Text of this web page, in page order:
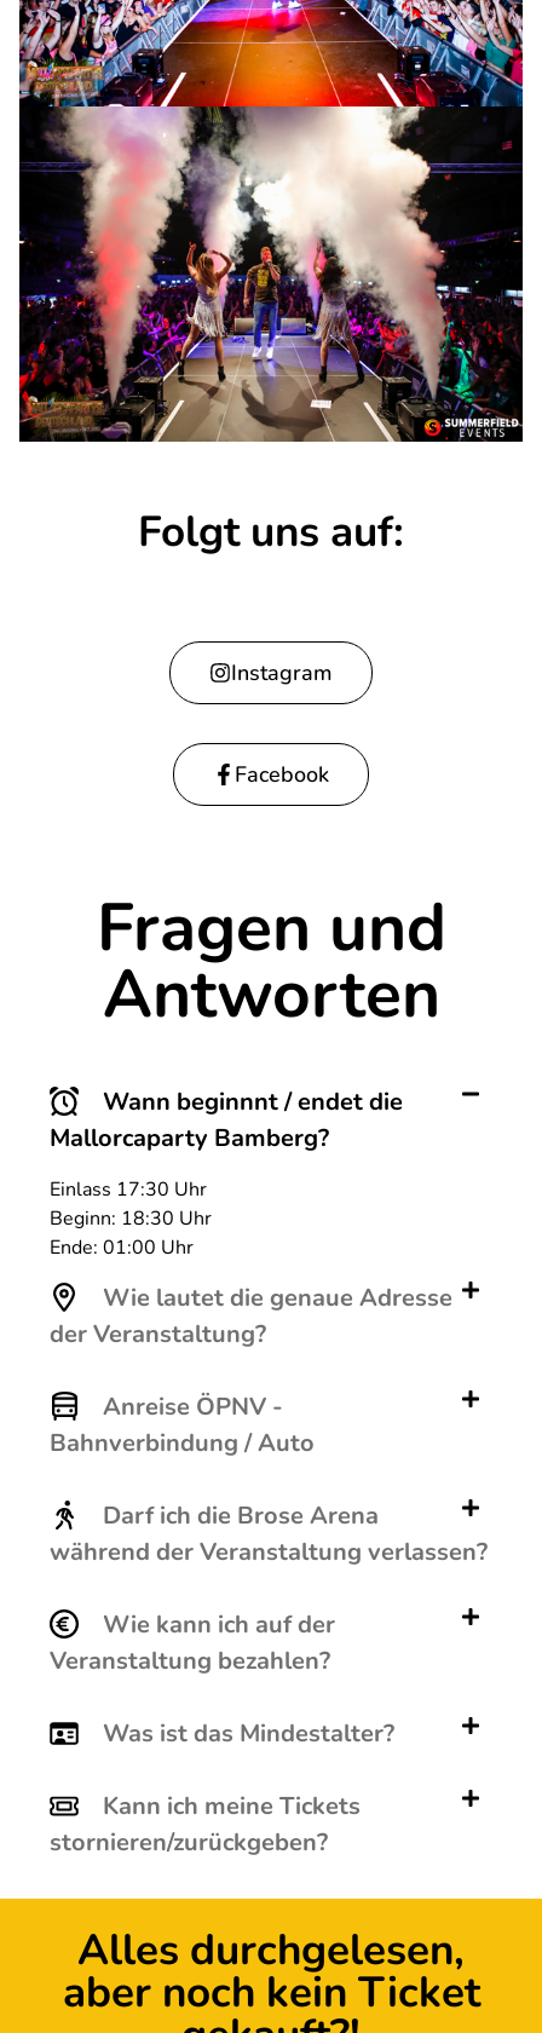
Folgt uns auf:
Instagram
Facebook
Fragen und
Antworten
Wann beginnnt / endet die
Mallorcaparty Bamberg?
Einlass 17:30 Uhr
Beginn: 18:30 Uhr
Ende: 01:00 Uhr
Wie lautet die genaue Adresse
der Veranstaltung?
Anreise ÖPNV -
Bahnverbindung / Auto
Darf ich die Brose Arena
während der Veranstaltung verlassen?
Wie kann ich auf der
Veranstaltung bezahlen?
Was ist das Mindestalter?
Kann ich meine Tickets
stornieren/zurückgeben?
Alles durchgelesen,
aber noch kein Ticket